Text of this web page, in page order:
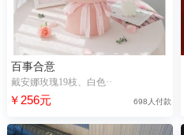
百事合意
戴安娜玫瑰19枝、白色··
￥256元 698人付款